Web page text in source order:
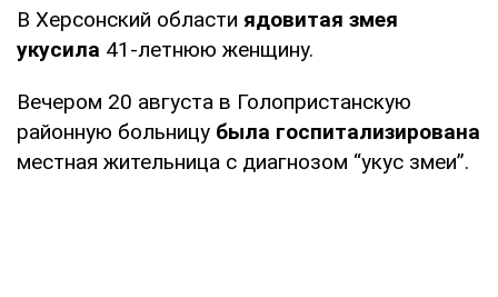
В Херсонский области ядовитая змея
укусила 41-летнюю женщину.
Вечером 20 августа в Голопристанскую
районную больницу была госпитализирована
местная жительница с диагнозом “укус змеи”.